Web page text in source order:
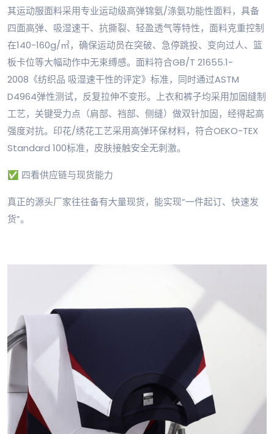
其运动服面料采用专业运动级高弹锦氨/涤氨功能性面料，具备
四面高弹、吸湿速干、抗撕裂、轻盈透气等特性，面料克重控制
在140-160g/㎡，确保运动员在突破、急停跳投、变向过人、篮
板卡位等大幅动作中无束缚感。面料符合GB/T 21655.1-
2008《纺织品 吸湿速干性的评定》标准，同时通过ASTM
D4964弹性测试，反复拉伸不变形。上衣和裤子均采用加固缝制
工艺，关键受力点（肩部、裆部、侧缝）做双针加固，经得起高
强度对抗。印花/绣花工艺采用高弹环保材料，符合OEKO-TEX
Standard 100标准，皮肤接触安全无刺激。
✅ 四看供应链与现货能力
真正的源头厂家往往备有大量现货，能实现“一件起订、快速发
货”。